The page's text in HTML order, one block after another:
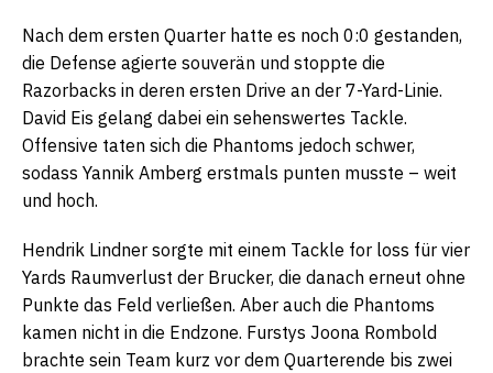
Nach dem ersten Quarter hatte es noch 0:0 gestanden,
die Defense agierte souverän und stoppte die
Razorbacks in deren ersten Drive an der 7-Yard-Linie.
David Eis gelang dabei ein sehenswertes Tackle.
Offensive taten sich die Phantoms jedoch schwer,
sodass Yannik Amberg erstmals punten musste – weit
und hoch.
Hendrik Lindner sorgte mit einem Tackle for loss für vier
Yards Raumverlust der Brucker, die danach erneut ohne
Punkte das Feld verließen. Aber auch die Phantoms
kamen nicht in die Endzone. Furstys Joona Rombold
brachte sein Team kurz vor dem Quarterende bis zwei